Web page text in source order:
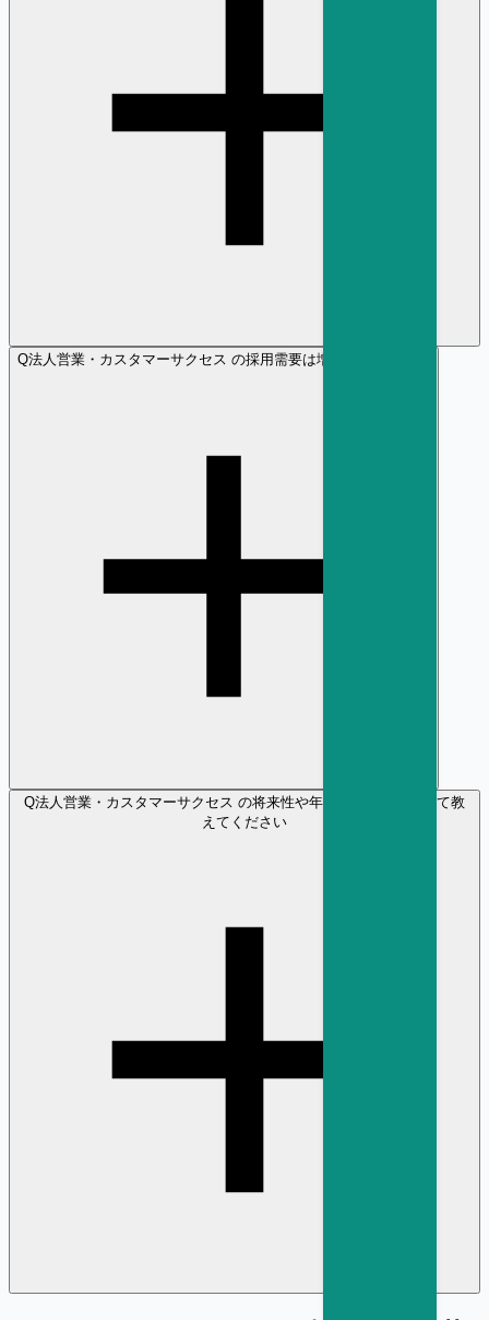
Q法人営業・カスタマーサクセス の採用需要は増加傾向ですか？
Q法人営業・カスタマーサクセス の将来性や年収の見通しについて教
えてください